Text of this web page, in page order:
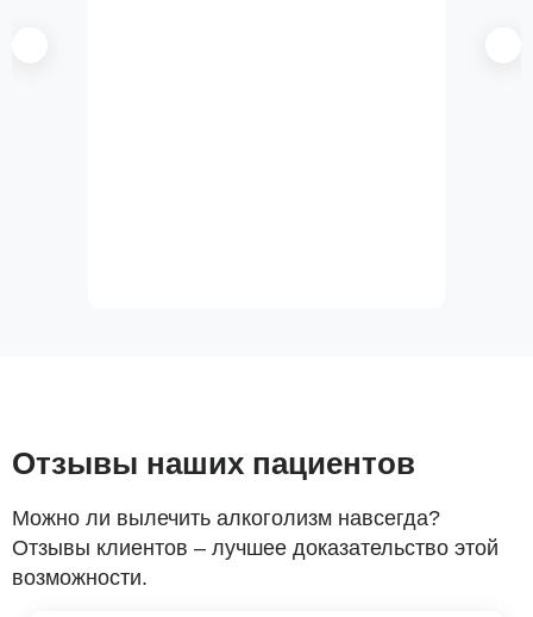
Отзывы наших пациентов
Можно ли вылечить алкоголизм навсегда?
Отзывы клиентов – лучшее доказательство этой
возможности.